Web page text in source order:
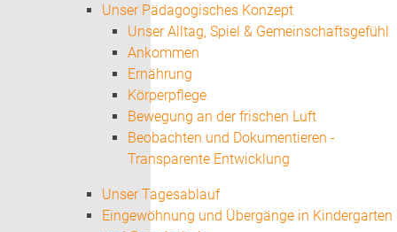
Unser Pädagogisches Konzept
Unser Alltag, Spiel & Gemeinschaftsgefühl
Ankommen
Ernährung
Körperpflege
Bewegung an der frischen Luft
Beobachten und Dokumentieren -
Transparente Entwicklung
Unser Tagesablauf
Eingewöhnung und Übergänge in Kindergarten